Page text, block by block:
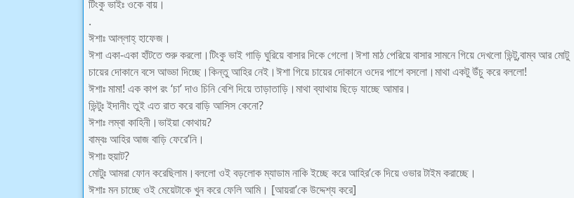
টিংকু ভাইঃ ওকে বায়।
.
ঈশাঃ আল্লাহ্ হাফেজ।
ঈশা একা-একা হাঁটতে শুরু করলো।টিংকু ভাই গাড়ি ঘুরিয়ে বাসার দিকে গেলো।ঈশা মাঠ পেরিয়ে বাসার সামনে গিয়ে দেখলো ভিন্টু,বাম্ব আর মোটু
চায়ের দোকানে বসে আড্ডা দিচ্ছে।কিন্তু আহির নেই।ঈশা গিয়ে চায়ের দোকানে ওদের পাশে বসলো।মাথা একটু উঁচু করে বললো!
ঈশাঃ মামা! এক কাপ রং ‘চা’ দাও চিনি বেশি দিয়ে তাড়াতাড়ি।মাথা ব্যাথায় ছিড়ে যাচ্ছে আমার।
ভিন্টুঃ ইদানীং তুই এত রাত করে বাড়ি আসিস কেনো?
ঈশাঃ লম্বা কাহিনী।ভাইয়া কোথায়?
বাম্বঃ আহির আজ বাড়ি ফেরে’নি।
ঈশাঃ হুয়াট?
মোটুঃ আমরা ফোন করেছিলাম।বললো ওই বড়লোক ম্যাডাম নাকি ইচ্ছে করে আহির’কে দিয়ে ওভার টাইম করাচ্ছে।
ঈশাঃ মন চাচ্ছে ওই মেয়েটাকে খুন করে ফেলি আমি। [আয়রা’কে উদ্দেশ্য করে]